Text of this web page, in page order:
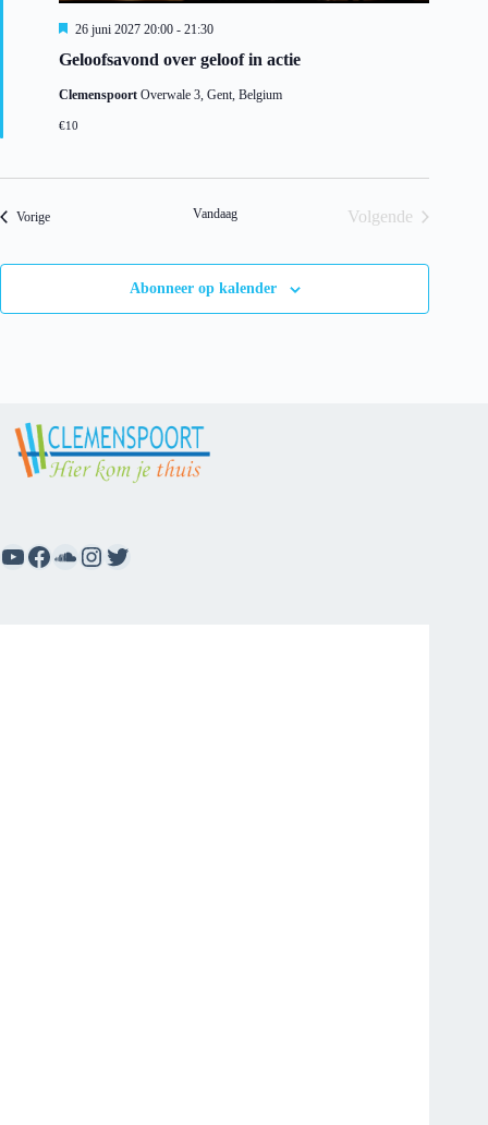
Geloofsavond over geloof in actie
U
t
e
i
26 juni 2027 20:00 - 21:30
Clemenspoort Overwale 3, Gent, Belgium
€10
VorigeEvenementen Vandaag
Volgende
Abonneer op kalender
YouTube
Facebook
SoundCloud
Instagram
Twitter